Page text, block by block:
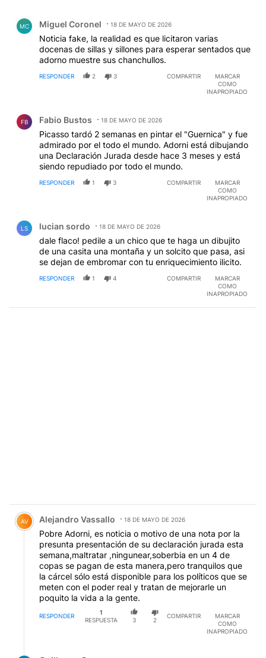
MC Miguel Coronel 18 DE MAYO DE 2026
Noticia fake, la realidad es que licitaron varias
docenas de sillas y sillones para esperar sentados que
adorno muestre sus chanchullos.
RESPONDER 2 3 COMPARTIR
MARCAR
COMO
INAPROPIADO
FB Fabio Bustos 18 DE MAYO DE 2026
Picasso tardó 2 semanas en pintar el "Guernica" y fue
admirado por el todo el mundo. Adorni está dibujando
una Declaración Jurada desde hace 3 meses y está
siendo repudiado por todo el mundo.
RESPONDER 1 3 COMPARTIR
MARCAR
COMO
INAPROPIADO
LS lucian sordo 18 DE MAYO DE 2026
dale flaco! pedile a un chico que te haga un dibujito
de una casita una montaña y un solcito que pasa, asi
se dejan de embromar con tu enriquecimiento ilicito.
RESPONDER 1 4 COMPARTIR
MARCAR
COMO
INAPROPIADO
Comentario de Alejandro Vassallo.
AV Alejandro Vassallo 18 DE MAYO DE 2026
Pobre Adorni, es noticia o motivo de una nota por la
presunta presentación de su declaración jurada esta
semana,maltratar ,ningunear,soberbia en un 4 de
copas se pagan de esta manera,pero tranquilos que
la cárcel sólo está disponible para los políticos que se
meten con el poder real y tratan de mejorarle un
poquito la vida a la gente.
RESPONDER
1
RESPUESTA
3 2
COMPARTIR
MARCAR
COMO
INAPROPIADO